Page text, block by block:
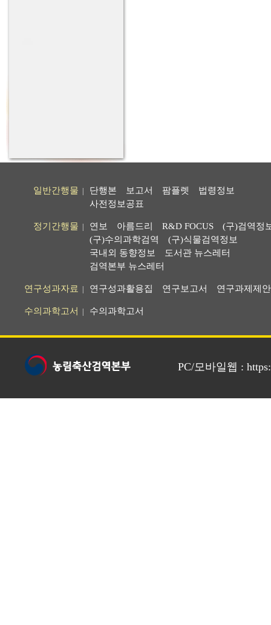
일반간행물 단행본 보고서 팜플렛
법령정보
사전정보공표
정기간행물 연보 아름드리 R&D FOCUS
(구)검역정
(구)수의과학검역
(구)식물검역정보
국내외 동향정보
도서관 뉴스레터
검역본부 뉴스레터
연구성과자료 연구성과활용집 연구보고서 연구과제제
수의과학고서 수의과학고서
PC/모바일웹 :